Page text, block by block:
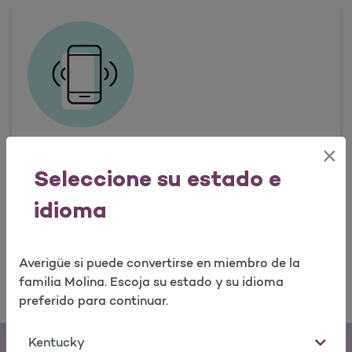
Seleccione su estado e
idioma
×
Averigüe si puede convertirse en miembro de la
familia Molina. Escoja su estado y su idioma
preferido para continuar.
Estado Abrir como una nueva ventana para la encuesta
(888) 466-4477
De lunes a viernes de 8:00 a.m. - 6:00 p.m. hora